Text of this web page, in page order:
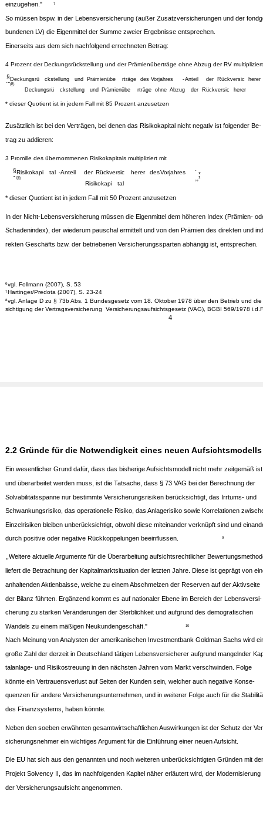
4
einzugehen." 7
So müssen bspw. in der Lebensversicherung (außer Zusatzversicherungen und der
bundenen LV) die Eigenmittel der Summe zweier Ergebnisse entsprechen.
Einerseits aus dem sich nachfolgend errechneten Betrag:
4 Prozent der Deckungsrückstellung und der Prämienüberträge ohne Abzug der RV
herer
Rückversic
der
Abzug
ohne
rträge
Prämienübe
und
ckstellung
Deckungsrü
herer
Rückversic
der
Anteil
-
Vorjahres
des
rträge
Prämienübe
und
ckstellung
Deckungsrü
¨¨©
§
* dieser Quotient ist in jedem Fall mit 85 Prozent anzusetzen
Zusätzlich ist bei den Verträgen, bei denen das Risikokapital nicht negativ ist folgender Be-
trag zu addieren:
3 Promille des übernommenen Risikokapitals multipliziert mit
*
tal
Risikokapi
Vorjahres
des
herer
Rückversic
der
Anteil
-
tal
Risikokapi
¸¸¹
·
¨¨©
§
* dieser Quotient ist in jedem Fall mit 50 Prozent anzusetzen
In der Nicht-Lebensversicherung müssen die Eigenmittel dem höheren Index (Prämien-
Schadenindex), der wiederum pauschal ermittelt und von den Prämien des direkten und
rekten Geschäfts bzw. der betriebenen Versicherungssparten abhängig ist, entsprechen.
6 vgl. Follmann (2007), S. 53
7 Hartinger/Predota (2007), S. 23-24
8 vgl. Anlage D zu § 73b Abs. 1 Bundesgesetz vom 18. Oktober 1978 über den Betrieb und die
sichtigung der Vertragsversicherung ­ Versicherungsaufsichtsgesetz (VAG), BGBI 569/1978
2.2 Gründe für die Notwendigkeit eines neuen Aufsichtsmodells
Ein wesentlicher Grund dafür, dass das bisherige Aufsichtsmodell nicht mehr zeitgemäß ist
und überarbeitet werden muss, ist die Tatsache, dass § 73 VAG bei der Berechnung der
Solvabilitätsspanne nur bestimmte Versicherungsrisiken berücksichtigt, das Irrtums- und
Schwankungsrisiko, das operationelle Risiko, das Anlagerisiko sowie Korrelationen
Einzelrisiken bleiben unberücksichtigt, obwohl diese miteinander verknüpft sind und
durch positive oder negative Rückkoppelungen beeinflussen.
9
,,Weitere aktuelle Argumente für die Überarbeitung aufsichtsrechtlicher
liefert die Betrachtung der Kapitalmarktsituation der letzten Jahre. Diese ist geprägt von
anhaltenden Aktienbaisse, welche zu einem Abschmelzen der Reserven auf der Aktivseite
der Bilanz führten. Ergänzend kommt es auf nationaler Ebene im Bereich der Lebensversi-
cherung zu starken Veränderungen der Sterblichkeit und aufgrund des demografischen
Wandels zu einem mäßigen Neukundengeschäft." 10
Nach Meinung von Analysten der amerikanischen Investmentbank Goldman Sachs wird
große Zahl der derzeit in Deutschland tätigen Lebensversicherer aufgrund mangelnder
talanlage- und Risikostreuung in den nächsten Jahren vom Markt verschwinden. Folge
könnte ein Vertrauensverlust auf Seiten der Kunden sein, welcher auch negative Konse-
quenzen für andere Versicherungsunternehmen, und in weiterer Folge auch für die
des Finanzsystems, haben könnte.
Neben den soeben erwähnten gesamtwirtschaftlichen Auswirkungen ist der Schutz der
sicherungsnehmer ein wichtiges Argument für die Einführung einer neuen Aufsicht.
Die EU hat sich aus den genannten und noch weiteren unberücksichtigten Gründen mit
Projekt Solvency II, das im nachfolgenden Kapitel näher erläutert wird, der Modernisierung
der Versicherungsaufsicht angenommen.